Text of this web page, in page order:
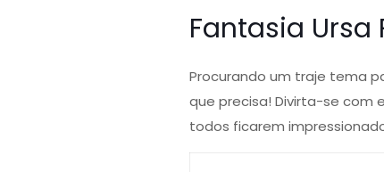
Fantasia Ursa
Procurando um traje tema
que precisa! Divirta-se com
todos ficarem